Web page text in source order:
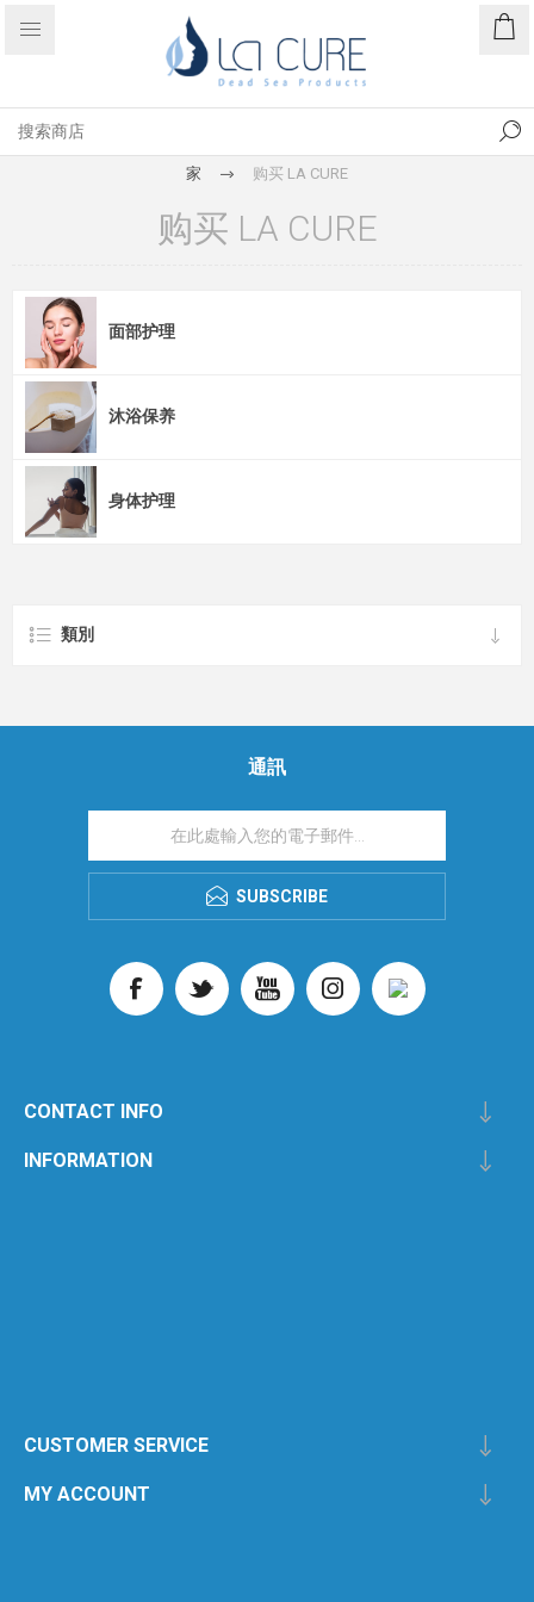
家 购买 LA CURE
购买 LA CURE
面部护理
沐浴保养
身体护理
類別
通訊
SUBSCRIBE
CONTACT INFO
INFORMATION
CUSTOMER SERVICE
MY ACCOUNT